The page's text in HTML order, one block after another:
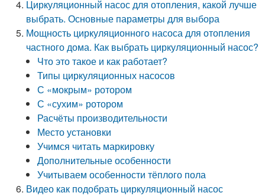
Циркуляционный насос для отопления, какой лучше
выбрать. Основные параметры для выбора
Мощность циркуляционного насоса для отопления
частного дома. Как выбрать циркуляционный насос?
Что это такое и как работает?
Типы циркуляционных насосов
С «мокрым» ротором
С «сухим» ротором
Расчёты производительности
Место установки
Учимся читать маркировку
Дополнительные особенности
Учитываем особенности тёплого пола
Видео как подобрать циркуляционный насос